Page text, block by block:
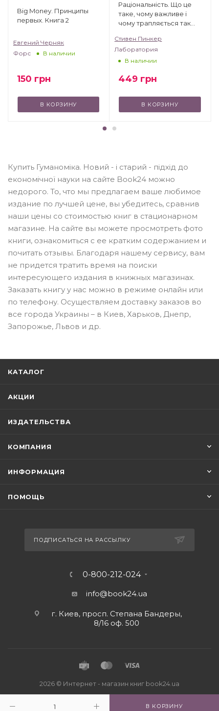
В КОРЗИНУ
Big Money. Принципы
первых. Книга 2
Евгений Черняк
Форс
В наличии
150 грн
В КОРЗИНУ
Раціональність. Що це
таке, чому важливе і
чому трапляється так
Стивен Пинкер
Лаборатория
В наличии
449 грн
В КОРЗИНУ
Купить Гуманоміка. Новий - і старий - підхід до
економічної науки на сайте Book24 можно
недорого. То, что мы предлагаем ваше любимое
издание по лучшей цене, вы убедитесь, сравнив
наши цены со стоимостью книг в стационарном
магазине. На сайте вы можете просмотреть фото
книги, ознакомиться с ее кратким содержанием и
почитать отзывы. Благодаря нашему сервису, вам
не придется тратить время на поиски
интересующего издания в книжных магазинах.
Заказать книгу у нас можно в режиме онлайн или
по телефону. Осуществляем доставку заказов во
все города Украины – в Киев, Харьков, Днепр,
Запорожье, Львов и др.
КАТАЛОГ
АКЦИИ
ИЗДАТЕЛЬСТВА
КОМПАНИЯ
ИНФОРМАЦИЯ
ПОМОЩЬ
ПОДПИСАТЬСЯ НА РАССЫЛКУ
0-800-212-024
info@book24.ua
г. Киев, просп. Степана Бандеры,
8/16 оф. 500
2026 © Интернет - магазин книг book24.ua